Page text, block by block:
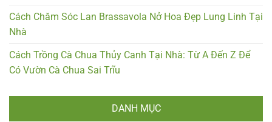
Cách Chăm Sóc Lan Brassavola Nở Hoa Đẹp Lung Linh Tại
Nhà
Cách Trồng Cà Chua Thủy Canh Tại Nhà: Từ A Đến Z Để
Có Vườn Cà Chua Sai Trĩu
DANH MỤC